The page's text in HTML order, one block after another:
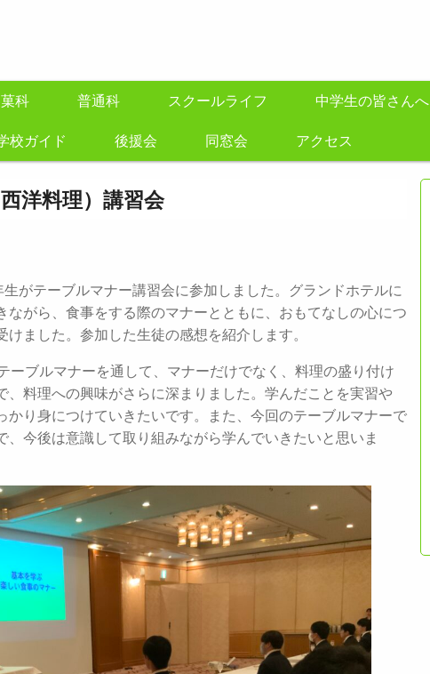
科 普通科 スクールライフ 中学生の皆さんへ
校ガイド 後援会 同窓会 アクセス
洋料理）講習会
がテーブルマナー講習会に参加しました。グランドホテルに
ながら、食事をする際のマナーとともに、おもてなしの心につ
ました。参加した生徒の感想を紹介します。
ルマナーを通して、マナーだけでなく、料理の盛り付け
、料理への興味がさらに深まりました。学んだことを実習や
かり身につけていきたいです。また、今回のテーブルマナーで
今後は意識して取り組みながら学んでいきたいと思いま